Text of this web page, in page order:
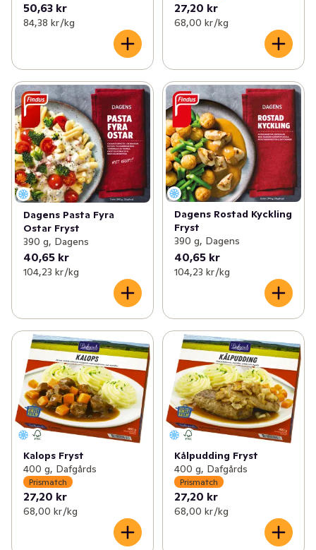
50,63 kr
84,38 kr /kg
27,20 kr
68,00 kr /kg
Dagens Pasta Fyra
Ostar Fryst
390 g, Dagens
40,65 kr
104,23 kr /kg
Dagens Rostad Kyckling
Fryst
390 g, Dagens
40,65 kr
104,23 kr /kg
Kalops Fryst
400 g, Dafgårds
Prismatch
27,20 kr
68,00 kr /kg
Kålpudding Fryst
400 g, Dafgårds
Prismatch
27,20 kr
68,00 kr /kg